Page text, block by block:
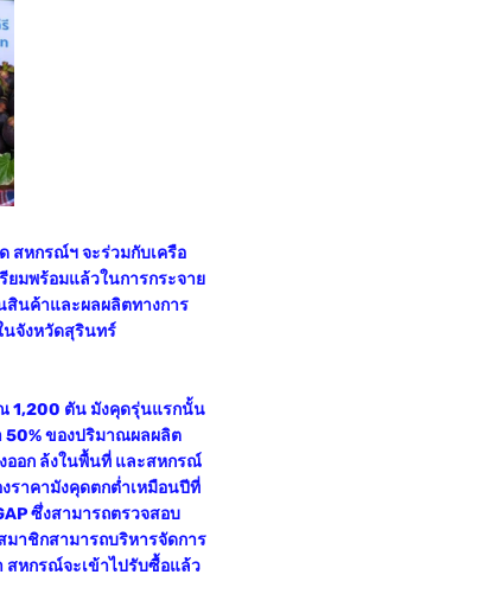
สหกรณ์ฯ จะร่วมกับเครือ
มพร้อมแล้วในการกระจาย
สินค้าและผลผลิตทางการ
นจังหวัดสุรินทร์
1,200 ตัน มังคุดรุ่นแรกนั้น
50% ของปริมาณผลผลิต
ออก ล้งในพื้นที่ และสหกรณ์
ราคามังคุดตกต่ำเหมือนปีที่
ซึ่งสามารถตรวจสอบ
าชิกสามารถบริหารจัดการ
สหกรณ์จะเข้าไปรับซื้อแล้ว